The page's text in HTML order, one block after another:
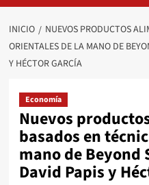
INICIO
NUEVOS PRODUCTOS
ORIENTALES DE LA MANO DE
Y HÉCTOR GARCÍA
Economía
Nuevos
basados en
mano de Beyond
David Papis y